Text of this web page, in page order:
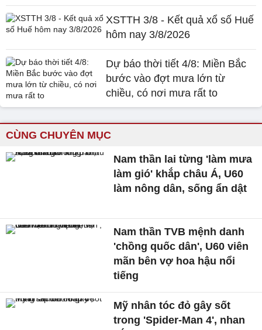
XSTTH 3/8 - Kết quả xổ số Huế
hôm nay 3/8/2026
Dự báo thời tiết 4/8: Miền Bắc
bước vào đợt mưa lớn từ
chiều, có nơi mưa rất to
CÙNG CHUYÊN MỤC
Nam thần lai từng 'làm mưa
làm gió' khắp châu Á, U60
làm nông dân, sống ẩn dật
Nam thần TVB mệnh danh
'chồng quốc dân', U60 viên
mãn bên vợ hoa hậu nổi
tiếng
Mỹ nhân tóc đỏ gây sốt
trong 'Spider-Man 4', nhan